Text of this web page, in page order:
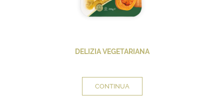
DELIZIA VEGETARIANA
CONTINUA